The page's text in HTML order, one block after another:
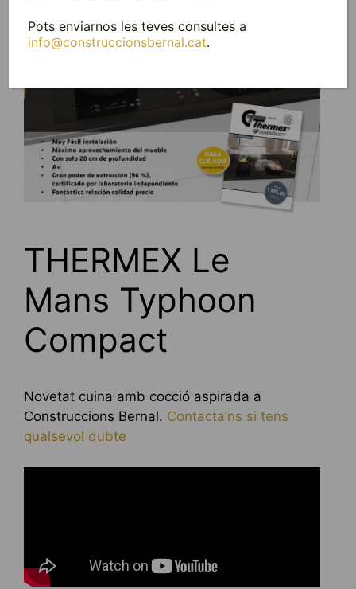
THERMEX Le
Mans Typhoon
Compact
Novetat cuina amb cocció aspirada a
Construccions Bernal. Contacta’ns si tens
qualsevol dubte
Pots enviarnos les teves consultes a
info@construccionsbernal.cat.